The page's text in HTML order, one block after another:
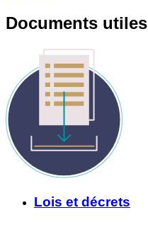
Documents utiles
Lois et décrets